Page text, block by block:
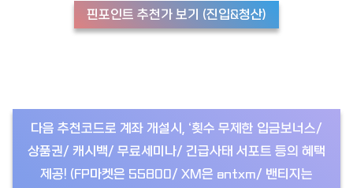
핀포인트 추천가 보기 (진입&청산)
다음 추천코드로 계좌 개설시, ‘횟수 무제한 입금보너스/
상품권/ 캐시백/ 무료세미나/ 긴급사태 서포트 등의 혜택
제공! (FP마켓은 55800/ XM은 antxm/ 밴티지는